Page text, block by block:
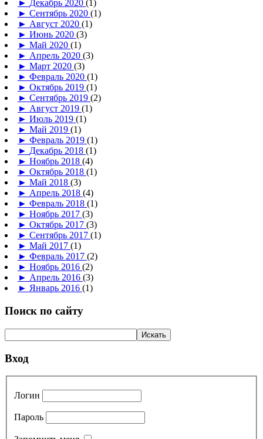
► Декабрь 2020 (1)
► Сентябрь 2020 (1)
► Август 2020 (1)
► Июнь 2020 (3)
► Май 2020 (1)
► Апрель 2020 (3)
► Март 2020 (3)
► Февраль 2020 (1)
► Октябрь 2019 (1)
► Сентябрь 2019 (2)
► Август 2019 (1)
► Июль 2019 (1)
► Май 2019 (1)
► Февраль 2019 (1)
► Декабрь 2018 (1)
► Ноябрь 2018 (4)
► Октябрь 2018 (1)
► Май 2018 (3)
► Апрель 2018 (4)
► Февраль 2018 (1)
► Ноябрь 2017 (3)
► Октябрь 2017 (3)
► Сентябрь 2017 (1)
► Май 2017 (1)
► Февраль 2017 (2)
► Ноябрь 2016 (2)
► Апрель 2016 (3)
► Январь 2016 (1)
Поиск по сайту
Вход
Логин
Пароль